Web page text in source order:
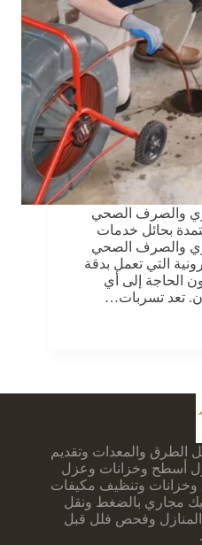
والصرف الصحي
بحائل خدمات
والصرف الصحي
التي تعمل بدقة
الحاجة إلى أي
تعد تسربات…
الطرق والمعدات وتقديم
أسطح وخزانات وعزل
وتنظيف مكيفات
مجاري بالضغط ونقل
وفحص فلل قبل